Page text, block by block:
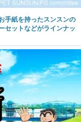
手紙を持ったスンスンの
セットなどがラインナッ